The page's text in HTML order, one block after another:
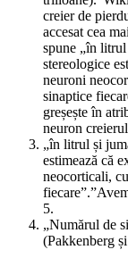
creier de
accesat cea
spune „în
stereologice
neuroni
sinaptice
greșește în
neuron
„în litrul și
estimează că
neocorticali,
5.
„Numărul de
(Pakkenberg